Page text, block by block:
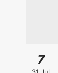
7
31 Jul